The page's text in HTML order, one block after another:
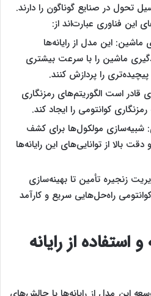
تحول در صنایع گوناگون را دارند.
این فناوری عبارت‌اند از:
این مدل از رایانه‌ها
ماشین را با سرعت بیشتری
را پردازش کنند.
قادر است الگوریتم‌های رمزنگاری
کوانتومی را ایجاد کند.
شبیه‌سازی مولکول‌ها برای کشف
بالا از توانایی‌های این رایانه‌ها
زنجیره تأمین تا بهینه‌سازی
راه‌حل‌هایی سریع و کارآمد
از رایانه